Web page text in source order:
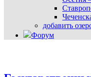
добавить
Форум